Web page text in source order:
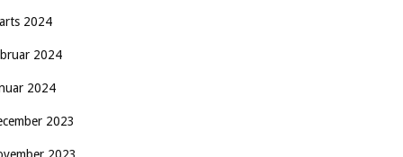
2024
2024
2024
2023